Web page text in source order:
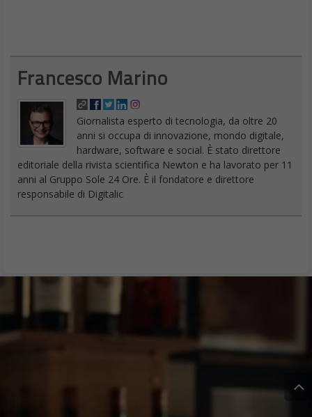
Francesco Marino
Giornalista esperto di tecnologia, da oltre 20
anni si occupa di innovazione, mondo digitale,
hardware, software e social. È stato direttore
editoriale della rivista scientifica Newton e ha lavorato per 11
anni al Gruppo Sole 24 Ore. È il fondatore e direttore
responsabile di Digitalic